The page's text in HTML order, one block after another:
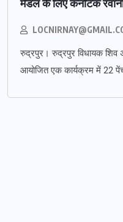
रुद्रपुर। रुद्रपुर विधायक शिव
आयोजित एक कार्यक्रम में 22